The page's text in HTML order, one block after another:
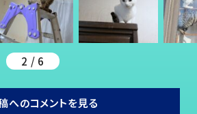
2 / 6
へのコメントを見る